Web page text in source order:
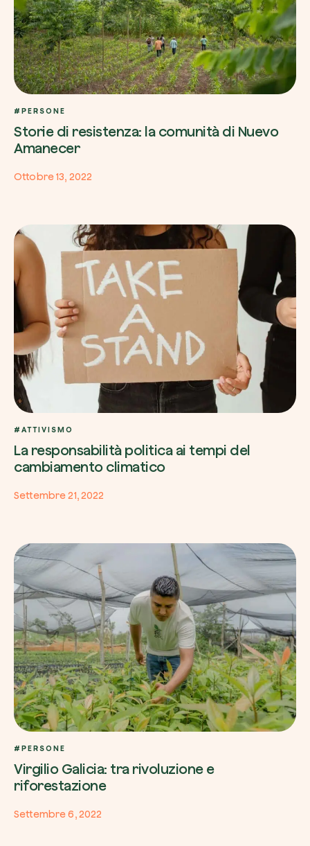
#PERSONE
Storie di resistenza: la comunità di Nuevo
Amanecer
Ottobre 13, 2022
#ATTIVISMO
La responsabilità politica ai tempi del
cambiamento climatico
Settembre 21, 2022
#PERSONE
Virgilio Galicia: tra rivoluzione e
riforestazione
Settembre 6, 2022